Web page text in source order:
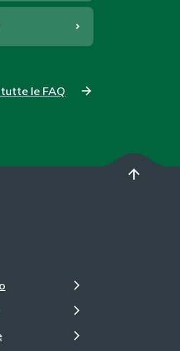
le FAQ
arrow_upward